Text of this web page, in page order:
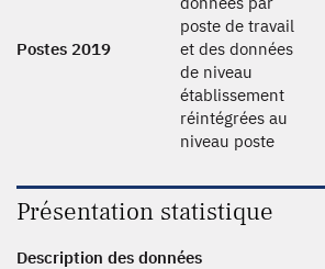
Postes 2019
poste de travail
et des données
de niveau
établissement
réintégrées au
niveau poste
Présentation statistique
Description des données